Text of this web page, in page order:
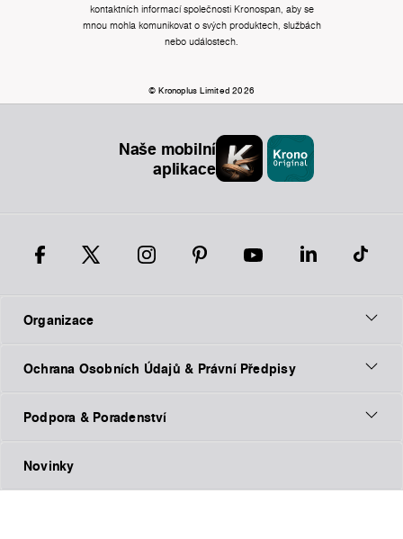
kontaktních informací společnosti Kronospan, aby se
mnou mohla komunikovat o svých produktech, službách
nebo událostech.
© Kronoplus Limited 2026
Naše mobilní
aplikace
Organizace
Ochrana Osobních Údajů & Právní Předpisy
Podpora & Poradenství
Novinky